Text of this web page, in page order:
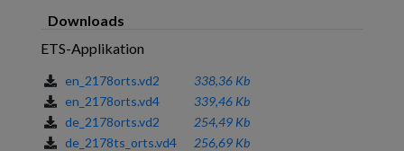
Downloads
ETS-Applikation
en_2178orts.vd2
338,36 Kb
en_2178orts.vd4
339,46 Kb
de_2178orts.vd2
254,49 Kb
de_2178ts_orts.vd4
256,69 Kb